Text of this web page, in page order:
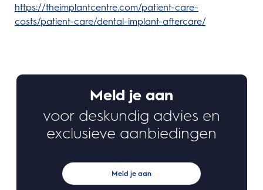
https://theimplantcentre.com/patient-care-
costs/patient-care/dental-implant-aftercare/
Meld je aan
voor deskundig advies en
exclusieve aanbiedingen
Meld je aan